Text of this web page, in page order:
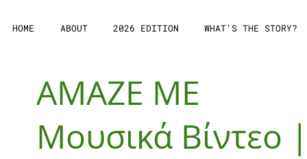
HOME ABOUT 2026 EDITION WHAT'S THE STORY?
AMAZE ME
Μουσικά Βίντεο